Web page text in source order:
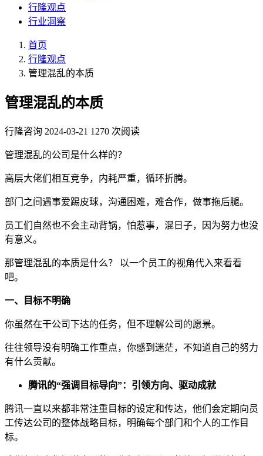
行隆观点
行业洞察
首页
行隆观点
管理混乱的本质
管理混乱的本质
行隆咨询 2024-03-21 1270 次阅读
管理混乱的公司是什么样的？
高层大佬们相互竞争，内耗严重，循环折腾。
部门之间遇事爱踢皮球，沟通困难，难合作，做事拖后腿。
员工们自然也不会主动背锅，怕惹事，混日子，因为努力也没
有意义。
那管理混乱的本质是什么？ 以一个员工的视角代入来看看
吧。
一、目标不明确
你虽然在干公司下达的任务，但不理解公司的愿景。
往往领导没有明确工作重点，你感到迷茫，不知道自己的努力
有什么贡献。
腾讯的“强调目标导向”：引领方向、驱动成就
腾讯一直以来都非常注重目标的设定和传达，他们会定期向员
工传达公司的整体战略目标，明确每个部门和个人的工作目
标。